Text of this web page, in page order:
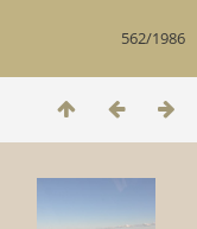
562/1986